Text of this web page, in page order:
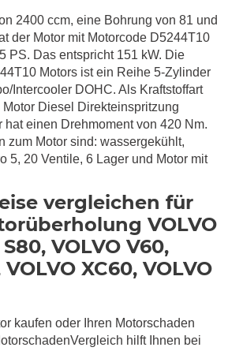
2400 ccm, eine Bohrung von 81 und
der Motor mit Motorcode D5244T10
PS. Das entspricht 151 kW. Die
Motors ist ein Reihe 5-Zylinder
Intercooler DOHC. Als Kraftstoffart
Diesel Direkteinspritzung
hat einen Drehmoment von 420 Nm.
zum Motor sind: wassergekühlt,
5, 20 Ventile, 6 Lager und Motor mit
vergleichen für
VOLVO
VOLVO V60,
XC60, VOLVO
kaufen oder Ihren Motorschaden
hilft Ihnen bei